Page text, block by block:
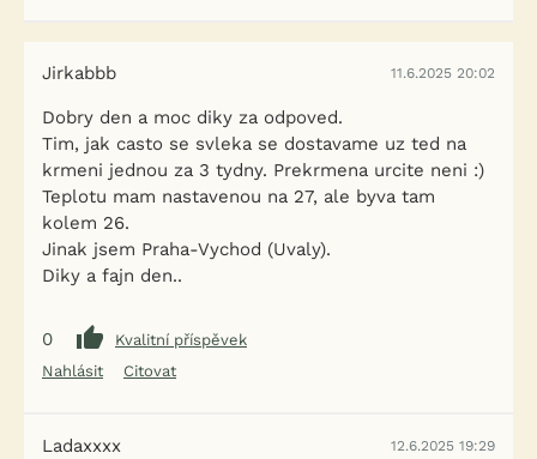
Jirkabbb 11.6.2025 20:02
Dobry den a moc diky za odpoved.
Tim, jak casto se svleka se dostavame uz ted na
krmeni jednou za 3 tydny. Prekrmena urcite neni :)
Teplotu mam nastavenou na 27, ale byva tam
kolem 26.
Jinak jsem Praha-Vychod (Uvaly).
Diky a fajn den..
0
Kvalitní příspěvek
Nahlásit
Citovat
Ladaxxxx 12.6.2025 19:29